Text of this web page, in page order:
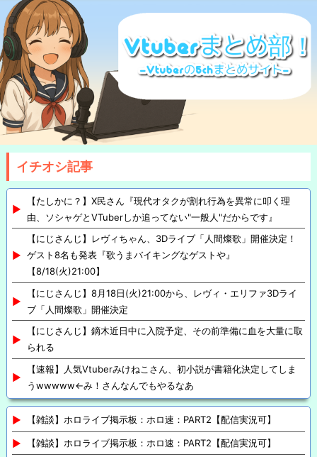
イチオシ記事
【たしかに？】X民さん『現代オタクが割れ行為を異常に叩く理
由、ソシャゲとVTuberしか追ってない"一般人"だからです』
【にじさんじ】レヴィちゃん、3Dライブ「人間燦歌」開催決定！
ゲスト8名も発表『歌うまバイキングなゲストや』
【8/18(火)21:00】
【にじさんじ】8月18日(火)21:00から、レヴィ・エリファ3Dライ
ブ「人間燦歌」開催決定
【にじさんじ】鏑木近日中に入院予定、その前準備に血を大量に取
られる
【速報】人気Vtuberみけねこさん、初小説が書籍化決定してしま
うwwwww←み！さんなんでもやるなあ
【雑談】ホロライブ掲示板：ホロ速：PART2【配信実況可】
【雑談】ホロライブ掲示板：ホロ速：PART2【配信実況可】